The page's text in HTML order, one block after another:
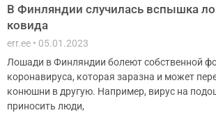
В Финляндии случилась вспышка
ковида
err.ee
05.01.2023
Лошади в Финляндии болеют собственной
коронавируса, которая заразна и может
конюшни в другую. Например, вирус на
приносить люди,